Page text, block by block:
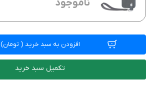
ناموجود
افزودن به سبد خرید ( تومان)
تکمیل سبد خرید